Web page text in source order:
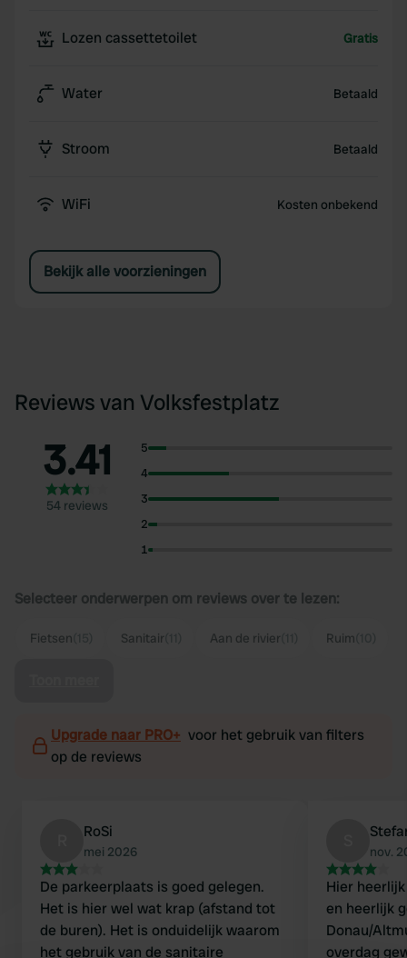
Lozen cassettetoilet Gratis
Water Betaald
Stroom Betaald
WiFi Kosten onbekend
Bekijk alle voorzieningen
Reviews van Volksfestplatz
3.41
54 reviews
5
4
3
2
1
Selecteer onderwerpen om reviews over te lezen:
Fietsen Sanitair Aan de rivier Ruim
Upgrade naar PRO+ voor het gebruik van filters
op de reviews
RoSi
mei 2026
De parkeerplaats is goed gelegen.
Het is hier wel wat krap (afstand tot
de buren). Het is onduidelijk waarom
het gebruik van de sanitaire
nov.
Hier
en heerlijk
Donau/
overdag